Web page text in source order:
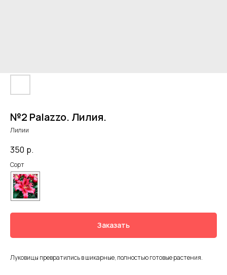
№2 Palazzo. Лилия.
Лилии
350 р.
Соpт
Заказать
Луковицы превратились в шикарные, полностью готовые растения.